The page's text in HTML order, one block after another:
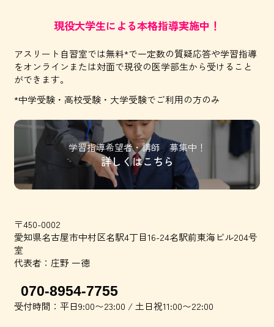
〒450-0002
愛知県名古屋市中村区名駅4丁目16-24名駅前東海ビル204号
室
代表者：庄野 一徳
070-8954-7755
受付時間：平日9:00〜23:00 / 土日祝11:00〜22:00
現役大学生による本格指導実施中！
アスリート自習室では無料*で一定数の質疑応答や学習指導
をオンラインまたは対面で現役の医学部生から受けること
ができます。
*中学受験・高校受験・大学受験でご利用の方のみ
学習指導希望者・講師 募集中！
詳しくはこちら